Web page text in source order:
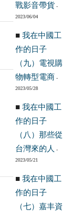
戰影音帶貨 -
2023/06/04
■ 我在中國工
作的日子
（九）電視購
物轉型電商 -
2023/05/28
■ 我在中國工
作的日子
（八）那些從
台灣來的人
-
2023/05/21
■ 我在中國工
作的日子
（七）嘉丰資